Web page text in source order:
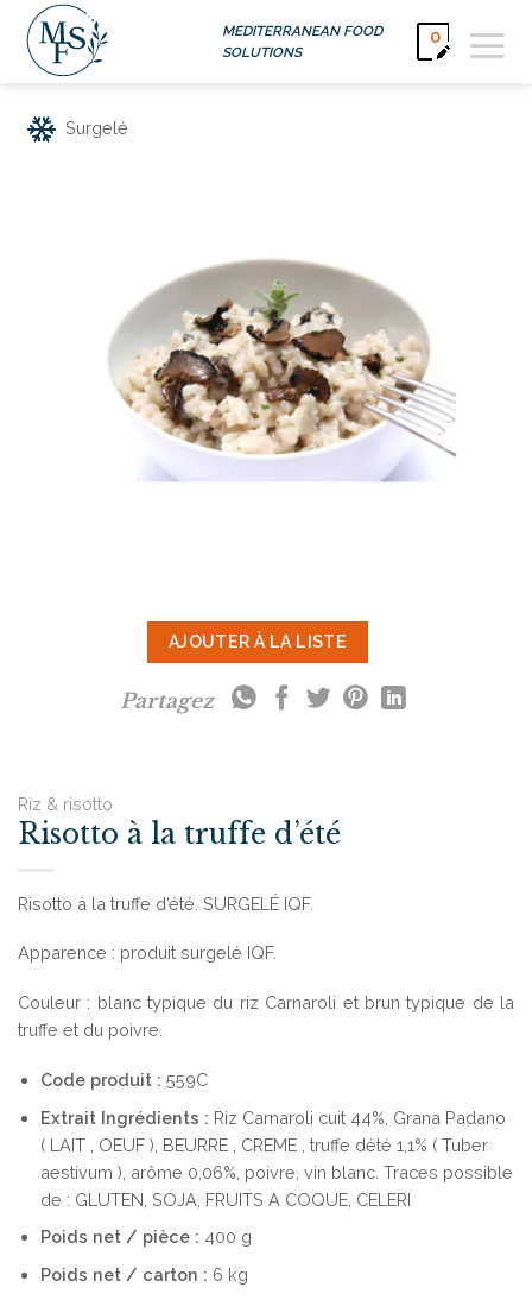
Passer
contenu
MEDITERRANEAN FOOD
SOLUTIONS
0
Surgelé
AJOUTER À LA LISTE
Partagez
Riz & risotto
Risotto à la truffe d’été
Risotto à la truffe d’été. SURGELÉ IQF.
Apparence : produit surgelé IQF.
Couleur : blanc typique du riz Carnaroli et brun typique de la
truffe et du poivre.
Code produit : 559C
Extrait Ingrédients : Riz Carnaroli cuit 44%, Grana Padano
( LAIT , OEUF ), BEURRE , CREME , truffe dété 1,1% ( Tuber
aestivum ), arôme 0,06%, poivre, vin blanc. Traces possible
de : GLUTEN, SOJA, FRUITS A COQUE, CELERI
Poids net / pièce : 400 g
Poids net / carton : 6 kg